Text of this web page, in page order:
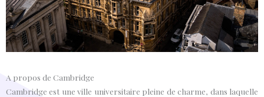
A propos de Cambridge
Cambridge est une ville universitaire pleine de charme, dans laquelle